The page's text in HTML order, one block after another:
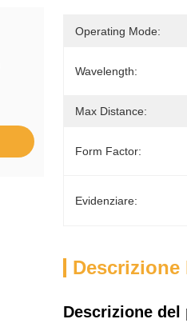
Operating Mode:
Wavelength:
Max Distance:
Form Factor:
Evidenziare:
Descrizione del